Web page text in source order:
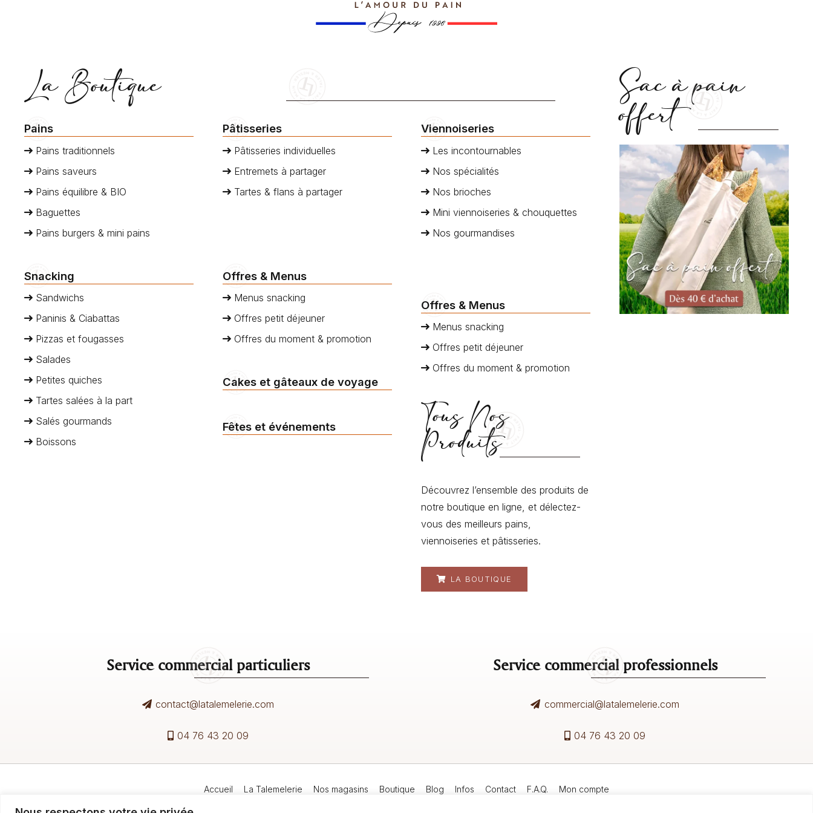
La Boutique
Pains
Pains traditionnels
Pains saveurs
Pains équilibre & BIO
Baguettes
Pains burgers & mini pains
Pâtisseries
Pâtisseries individuelles
Entremets à partager
Tartes & flans à partager
Viennoiseries
Les incontournables
Nos spécialités
Nos brioches
Mini viennoiseries & chouquettes
Nos gourmandises
Snacking
Sandwichs
Paninis & Ciabattas
Pizzas et fougasses
Salades
Petites quiches
Tartes salées à la part
Salés gourmands
Boissons
Offres & Menus
Menus snacking
Offres petit déjeuner
Offres du moment & promotion
Cakes et gâteaux de voyage
Fêtes et événements
Offres & Menus
Menus snacking
Offres petit déjeuner
Offres du moment & promotion
Tous Nos
Produits
Découvrez l’ensemble des produits de
notre boutique en ligne, et délectez-
vous des meilleurs pains,
viennoiseries et pâtisseries.
LA BOUTIQUE
Sac à pain
offert
Service commercial particuliers
contact@latalemelerie.com
04 76 43 20 09
Service commercial professionnels
commercial@latalemelerie.com
04 76 43 20 09
Accueil La Talemelerie Nos magasins Boutique Blog Infos Contact F.A.Q. Mon compte